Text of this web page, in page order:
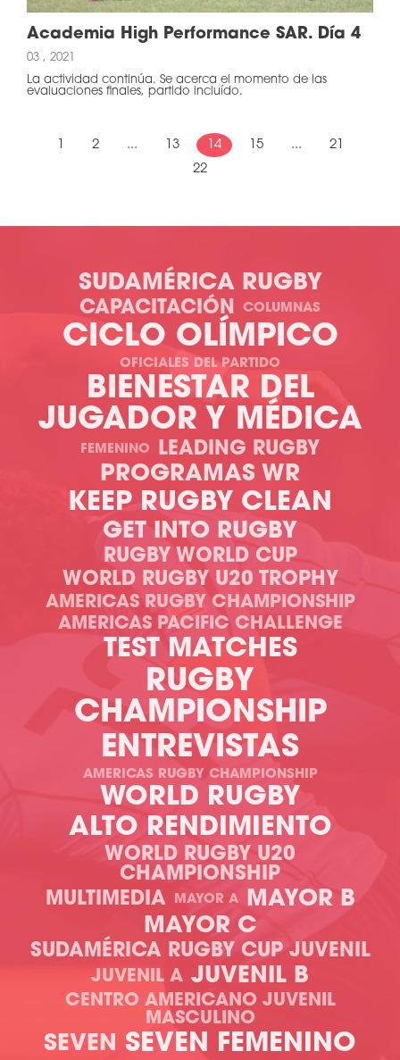
Academia High Performance SAR. Día 4
03 , 2021
La actividad continúa. Se acerca el momento de las
evaluaciones finales, partido incluído.
2 ... 13 14 15 ...
21
22
SUDAMÉRICA RUGBY
CAPACITACIÓN COLUMNAS
CICLO OLÍMPICO
OFICIALES DEL PARTIDO
BIENESTAR DEL
JUGADOR Y MÉDICA
FEMENINO LEADING RUGBY
PROGRAMAS WR
KEEP RUGBY CLEAN
GET INTO RUGBY
RUGBY WORLD CUP
WORLD RUGBY U20 TROPHY
AMERICAS RUGBY CHAMPIONSHIP
AMERICAS PACIFIC CHALLENGE
TEST MATCHES
RUGBY
CHAMPIONSHIP
ENTREVISTAS
AMERICAS RUGBY CHAMPIONSHIP
WORLD RUGBY
ALTO RENDIMIENTO
WORLD RUGBY U20
CHAMPIONSHIP
MULTIMEDIA
MAYOR A
MAYOR B
MAYOR C
SUDAMÉRICA RUGBY CUP JUVENIL
JUVENIL A JUVENIL B
CENTRO AMERICANO JUVENIL
MASCULINO
SEVEN SEVEN FEMENINO